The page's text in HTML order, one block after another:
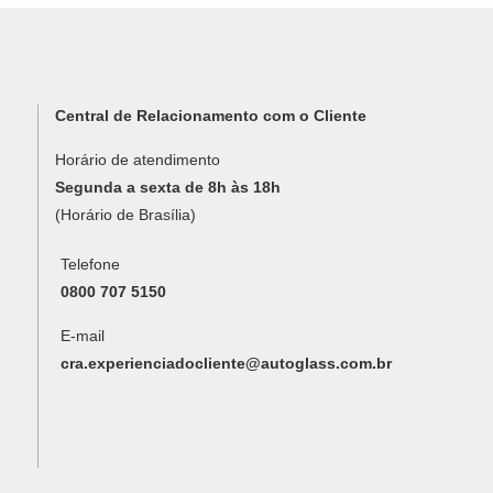
Telefone
0800 707 5150
E-mail
cra.experienciadocliente@autoglass.com.br
Central de Relacionamento com o Cliente
Horário de atendimento
Segunda a sexta de 8h às 18h
(Horário de Brasília)